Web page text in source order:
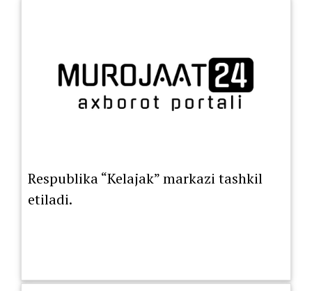
Respublika “Kelajak” markazi tashkil
etiladi.